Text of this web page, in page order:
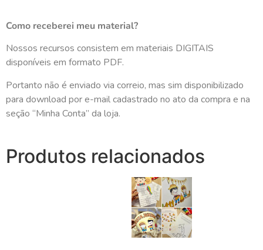
Como receberei meu material?
Nossos recursos consistem em materiais DIGITAIS
disponíveis em formato PDF.
Portanto não é enviado via correio, mas sim disponibilizado
para download por e-mail cadastrado no ato da compra e na
seção “Minha Conta” da loja.
Produtos relacionados